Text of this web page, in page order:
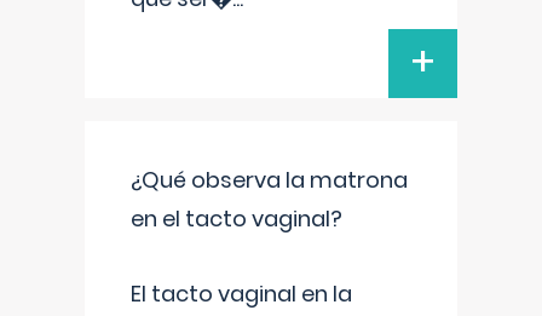
+
¿Qué observa la matrona
en el tacto vaginal?
El tacto vaginal en la